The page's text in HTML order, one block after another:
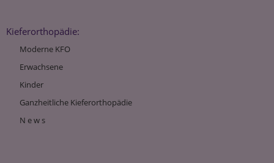
Kieferorthopädie:
Moderne KFO
Erwachsene
Kinder
Ganzheitliche Kieferorthopädie
N e w s